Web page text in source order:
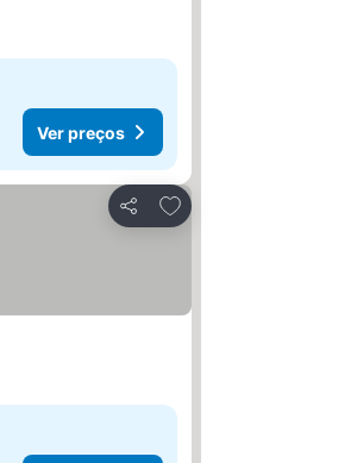
Ver preços
Partilhar
Adicionar aos favoritos